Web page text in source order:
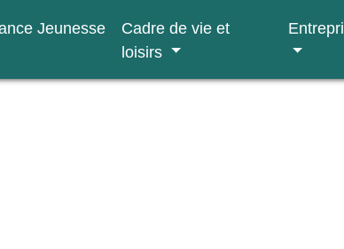
Jeunesse
Cadre de vie et
loisirs